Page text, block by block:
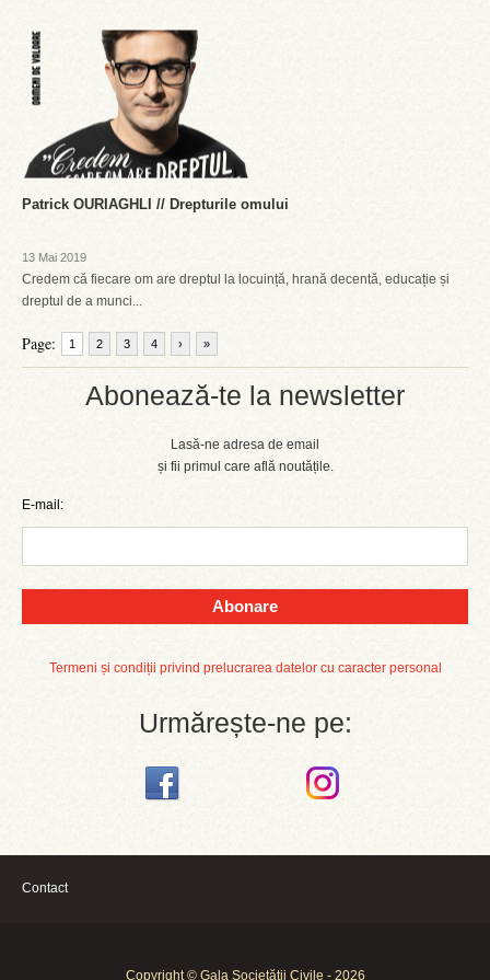
Abonează-te la newsletter
Lasă-ne adresa de email
și fii primul care află noutățile.
E-mail:
Abonare
Termeni și condiții privind prelucrarea datelor cu caracter personal
Urmărește-ne pe:
Patrick OURIAGHLI // Drepturile omului
13 Mai 2019
Credem că fiecare om are dreptul la locuință, hrană decentă, educație și
dreptul de a munci...
Page: 1 2 3 4 › »
Contact
Copyright © Gala Societății Civile - 2026